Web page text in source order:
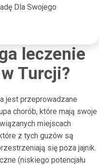
Dla Swojego
leczenie
Turcji?
jest przeprowadzane
chorób, które mają swoje
miejscach
z tych guzów są
się poza jajnik.
(niskiego potencjału